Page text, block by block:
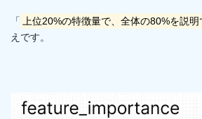
「 上位20%の特徴量で、全体の80%を説
えです。